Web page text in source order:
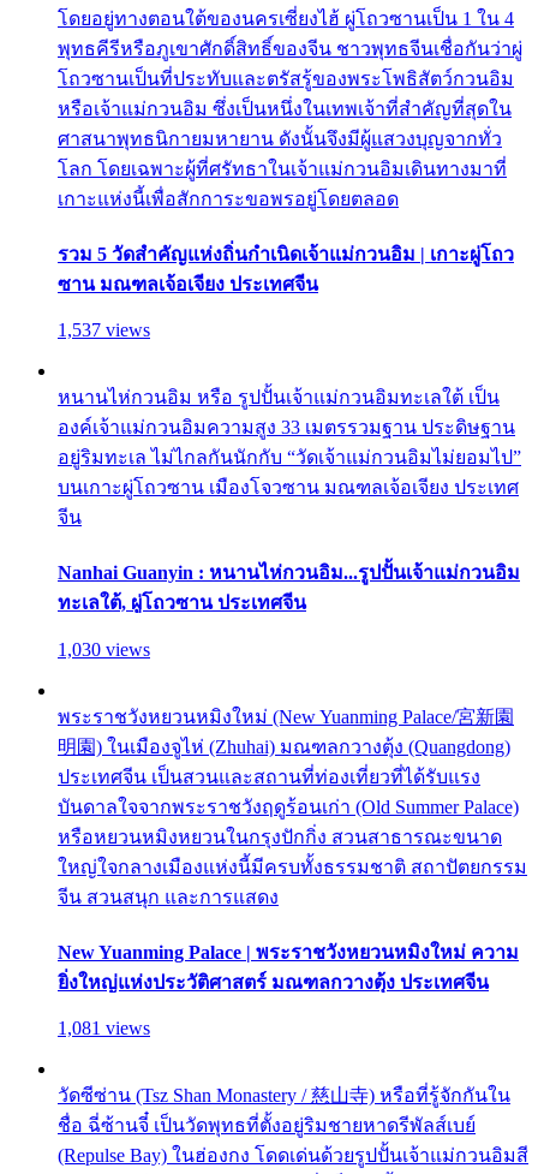
โดยอยู่ทางตอนใต้ของนครเซี่ยงไฮ้ ผู่โถวซานเป็น 1 ใน 4
พุทธคีรีหรือภูเขาศักดิ์สิทธิ์ของจีน ชาวพุทธจีนเชื่อกันว่าผู่
โถวซานเป็นที่ประทับและตรัสรู้ของพระโพธิสัตว์กวนอิม
หรือเจ้าแม่กวนอิม ซึ่งเป็นหนึ่งในเทพเจ้าที่สำคัญที่สุดใน
ศาสนาพุทธนิกายมหายาน ดังนั้นจึงมีผู้แสวงบุญจากทั่ว
โลก โดยเฉพาะผู้ที่ศรัทธาในเจ้าแม่กวนอิมเดินทางมาที่
เกาะแห่งนี้เพื่อสักการะขอพรอยู่โดยตลอด
รวม 5 วัดสำคัญแห่งถิ่นกำเนิดเจ้าแม่กวนอิม | เกาะผู่โถว
ซาน มณฑลเจ้อเจียง ประเทศจีน
1,537 views
หนานไห่กวนอิม หรือ รูปปั้นเจ้าแม่กวนอิมทะเลใต้ เป็น
องค์เจ้าแม่กวนอิมความสูง 33 เมตรรวมฐาน ประดิษฐาน
อยู่ริมทะเล ไม่ไกลกันนักกับ “วัดเจ้าแม่กวนอิมไม่ยอมไป”
บนเกาะผู่โถวซาน เมืองโจวซาน มณฑลเจ้อเจียง ประเทศ
จีน
Nanhai Guanyin : หนานไห่กวนอิม...รูปปั้นเจ้าแม่กวนอิม
ทะเลใต้, ผู่โถวซาน ประเทศจีน
1,030 views
พระราชวังหยวนหมิงใหม่ (New Yuanming Palace/宮新園
明園) ในเมืองจูไห่ (Zhuhai) มณฑลกวางตุ้ง (Quangdong)
ประเทศจีน เป็นสวนและสถานที่ท่องเที่ยวที่ได้รับแรง
บันดาลใจจากพระราชวังฤดูร้อนเก่า (Old Summer Palace)
หรือหยวนหมิงหยวนในกรุงปักกิ่ง สวนสาธารณะขนาด
ใหญ่ใจกลางเมืองแห่งนี้มีครบทั้งธรรมชาติ สถาปัตยกรรม
จีน สวนสนุก และการแสดง
New Yuanming Palace | พระราชวังหยวนหมิงใหม่ ความ
ยิ่งใหญ่แห่งประวัติศาสตร์ มณฑลกวางตุ้ง ประเทศจีน
1,081 views
วัดซีซ่าน (Tsz Shan Monastery / 慈山寺) หรือที่รู้จักกันใน
ชื่อ ฉี่ซ้านจี๋ เป็นวัดพุทธที่ตั้งอยู่ริมชายหาดรีพัลส์เบย์
(Repulse Bay) ในฮ่องกง โดดเด่นด้วยรูปปั้นเจ้าแม่กวนอิมสี